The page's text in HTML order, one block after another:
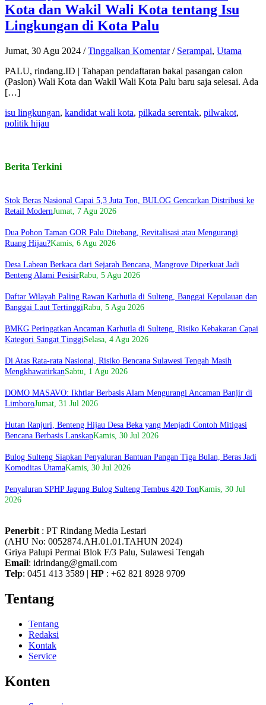
Kota dan Wakil Wali Kota tentang Isu
Lingkungan di Kota Palu
Jumat, 30 Agu 2024 /Tinggalkan Komentar / Serampai, Utama
PALU, rindang.ID | Tahapan pendaftaran bakal pasangan calon
(Paslon) Wali Kota dan Wakil Wali Kota Palu baru saja selesai. Ada
[…]
isu lingkungan, kandidat wali kota, pilkada serentak, pilwakot,
politik hijau
Berita Terkini
Stok Beras Nasional Capai 5,3 Juta Ton, BULOG Gencarkan Distribusi ke
Retail ModernJumat, 7 Agu 2026
Dua Pohon Taman GOR Palu Ditebang, Revitalisasi atau Mengurangi
Ruang Hijau?Kamis, 6 Agu 2026
Desa Labean Berkaca dari Sejarah Bencana, Mangrove Diperkuat Jadi
Benteng Alami PesisirRabu, 5 Agu 2026
Daftar Wilayah Paling Rawan Karhutla di Sulteng, Banggai Kepulauan dan
Banggai Laut TertinggiRabu, 5 Agu 2026
BMKG Peringatkan Ancaman Karhutla di Sulteng, Risiko Kebakaran Capai
Kategori Sangat TinggiSelasa, 4 Agu 2026
Di Atas Rata-rata Nasional, Risiko Bencana Sulawesi Tengah Masih
MengkhawatirkanSabtu, 1 Agu 2026
DOMO MASAVO: Ikhtiar Berbasis Alam Mengurangi Ancaman Banjir di
LimboroJumat, 31 Jul 2026
Hutan Ranjuri, Benteng Hijau Desa Beka yang Menjadi Contoh Mitigasi
Bencana Berbasis LanskapKamis, 30 Jul 2026
Bulog Sulteng Siapkan Penyaluran Bantuan Pangan Tiga Bulan, Beras Jadi
Komoditas UtamaKamis, 30 Jul 2026
Penyaluran SPHP Jagung Bulog Sulteng Tembus 420 TonKamis, 30 Jul
2026
Penerbit : PT Rindang Media Lestari
(AHU No: 0052874.AH.01.01.TAHUN 2024)
Griya Palupi Permai Blok F/3 Palu, Sulawesi Tengah
Email: idrindang@gmail.com
Telp: 0451 413 3589 | HP : +62 821 8928 9709
Tentang
Tentang
Redaksi
Kontak
Service
Konten